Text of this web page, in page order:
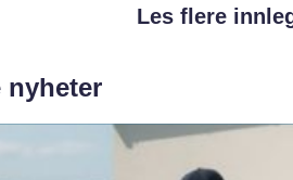
Les flere
nyheter